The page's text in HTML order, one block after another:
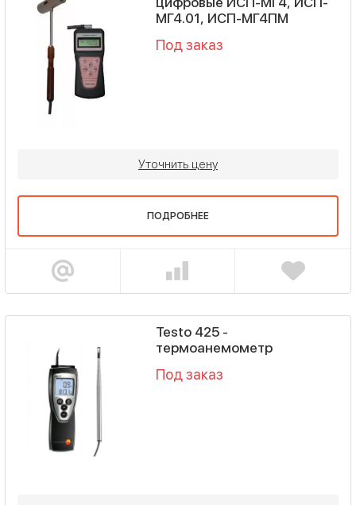
МГ4.01, ИСП-МГ4ПМ
Под заказ
Уточнить цену
ПОДРОБНЕЕ
Testo 425 -
термоанемометр
Под заказ